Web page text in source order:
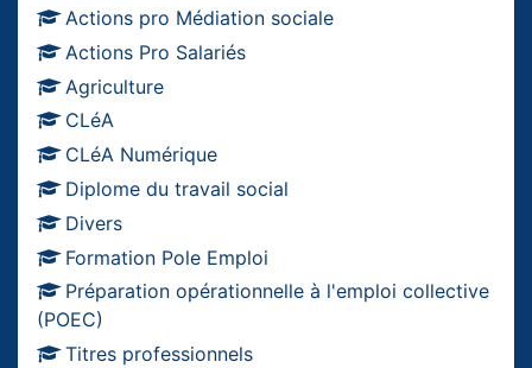
Actions pro Médiation sociale
Actions Pro Salariés
Agriculture
CLéA
CLéA Numérique
Diplome du travail social
Divers
Formation Pole Emploi
Préparation opérationnelle à l'emploi collective
(POEC)
Titres professionnels